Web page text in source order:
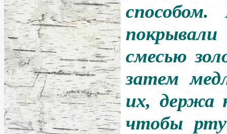
смесью
затем
их, держа
чтобы